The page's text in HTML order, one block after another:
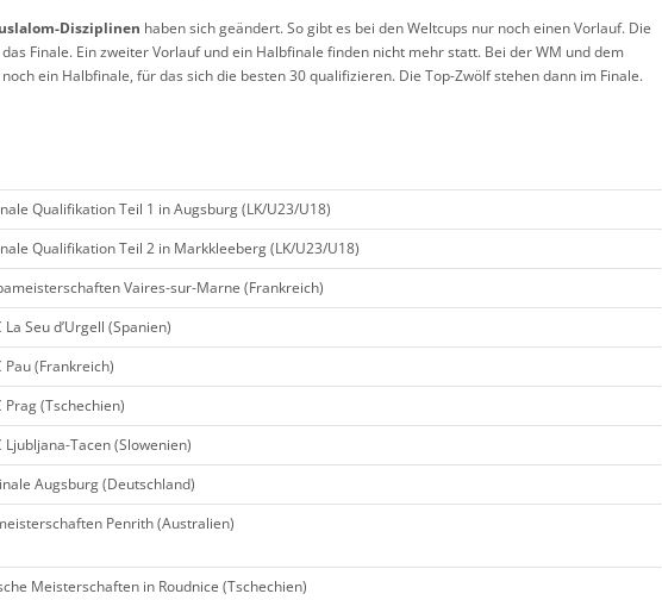
Disziplinen haben sich geändert. So gibt es bei den Weltcups nur noch einen Vorlauf. Die
Finale. Ein zweiter Vorlauf und ein Halbfinale finden nicht mehr statt. Bei der WM und dem
ein Halbfinale, für das sich die besten 30 qualifizieren. Die Top-Zwölf stehen dann im Finale.
Qualifikation Teil 1 in Augsburg (LK/U23/U18)
Qualifikation Teil 2 in Markkleeberg (LK/U23/U18)
Vaires-sur-Marne (Frankreich)
La Seu d’Urgell (Spanien)
Pau (Frankreich)
Prag (Tschechien)
Ljubljana-Tacen (Slowenien)
Augsburg (Deutschland)
Penrith (Australien)
Meisterschaften in Roudnice (Tschechien)